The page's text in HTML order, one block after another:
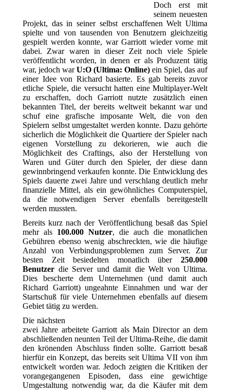
Doch erst mit
seinem neuesten
Projekt, das in seiner selbst erschaffenen Welt Ultima
spielte und von tausenden von Benutzern gleichzeitig
gespielt werden konnte, war Garriott wieder vorne mit
dabei. Zwar waren in dieser Zeit noch viele Spiele
veröffentlicht worden, in denen er als Produzent tätig
war, jedoch warU:O (Ultima: Online) ein Spiel, das auf
einer Idee von Richard basierte. Es gab bereits zuvor
etliche Spiele, die versucht hatten eine Multiplayer-Welt
zu erschaffen, doch Garriott nutzte zusätzlich einen
bekannten Titel, der bereits weltweit bekannt war und
schuf eine grafische imposante Welt, die von den
Spielern selbst umgestaltet werden konnte. Dazu gehörte
sicherlich die Möglichkeit die Quartiere der Spieler nach
eigenen Vorstellung zu dekorieren, wie auch die
Möglichkeit des Craftings, also der Herstellung von
Waren und Güter durch den Spieler, der diese dann
gewinnbringend verkaufen konnte. Die Entwicklung des
Spiels dauerte zwei Jahre und verschlang deutlich mehr
finanzielle Mittel, als ein gewöhnliches Computerspiel,
da die notwendigen Server ebenfalls bereitgestellt
werden mussten.
Bereits kurz nach der Veröffentlichung besaß das Spiel
mehr als 100.000 Nutzer, die auch die monatlichen
Gebühren ebenso wenig abschreckten, wie die häufige
Anzahl von Verbindungsproblemen zum Server. Zur
besten Zeit besiedelten monatlich über 250.000
Benutzer die Server und damit die Welt von Ultima.
Dies bescherte dem Unternehmen (und damit auch
Richard Garriott) ungeahnte Einnahmen und war der
Startschuß für viele Unternehmen ebenfalls auf diesem
Gebiet tätig zu werden.
Die nächsten
zwei Jahre arbeitete Garriott als Main Director an dem
abschließendenneunten Teil der Ultima-Reihe, die damit
den krönenden Abschluss finden sollte. Garriott besaß
hierfür ein Konzept, das bereits seit Ultima VII von ihm
entwickelt worden war. Jedoch zeigten die Kritiken der
vorangegangenen Episoden, dass eine gewichtige
Umgestaltung notwendig war, da die Käufermit dem